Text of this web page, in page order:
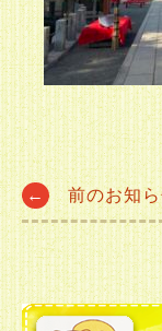
Post
← 前のお知ら